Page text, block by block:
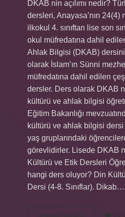
DKAB nin açılımı nedir?
dersleri, Anayasa’nın 24(4)
ilkokul 4. sınıftan lise son
okul müfredatına dahil
Ahlak Bilgisi (DKAB)
olarak İslam’ın Sünni
müfredatına dahil edilen
dersler. Ders olarak DKAB
kültürü ve ahlak bilgisi
Eğitim Bakanlığı
kültürü ve ahlak bilgisi dersi
yaş gruplarındaki
görevlidirler. Lisede DKAB
Kültürü ve Etik Dersleri
hangi ders oluyor? Din
Dersi (4-8. Sınıflar). Dikab…
Devamını okuyun 14